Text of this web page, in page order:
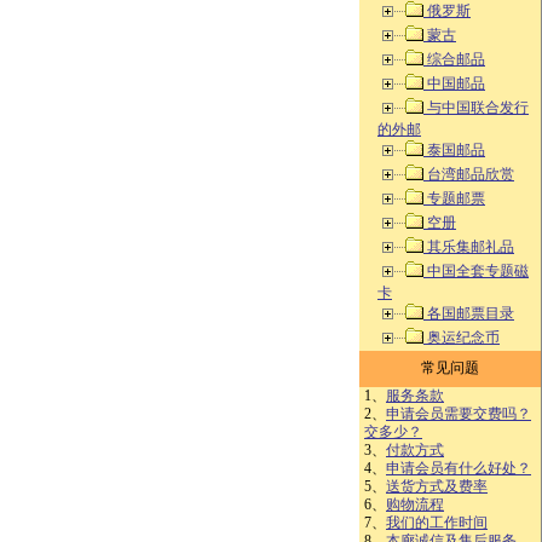
俄罗斯
蒙古
综合邮品
中国邮品
与中国联合发行
的外邮
泰国邮品
台湾邮品欣赏
专题邮票
空册
其乐集邮礼品
中国全套专题磁
卡
各国邮票目录
奥运纪念币
常见问题
1、 服务条款
2、 申请会员需要交费吗？
交多少？
3、 付款方式
4、 申请会员有什么好处？
5、 送货方式及费率
6、 购物流程
7、 我们的工作时间